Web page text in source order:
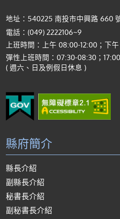
地址：540225 南投市中興路 660
電話：(049) 2222106~9
上班時間：上午 08:00-12:00；下午
彈性上班時間：07:30-08:30；
( 週六、日及例假日休息 )
縣府簡介
縣長介紹
副縣長介紹
秘書長介紹
副秘書長介紹